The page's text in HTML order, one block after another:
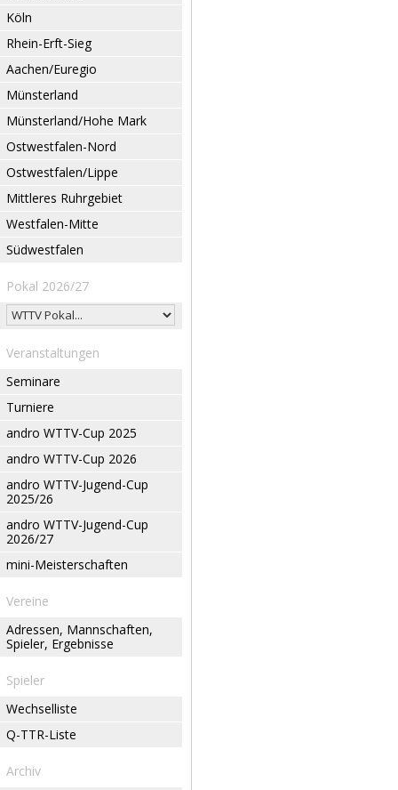
Köln
Rhein-Erft-Sieg
Aachen/Euregio
Münsterland
Münsterland/Hohe Mark
Ostwestfalen-Nord
Ostwestfalen/Lippe
Mittleres Ruhrgebiet
Westfalen-Mitte
Südwestfalen
Pokal 2026/27
Veranstaltungen
Seminare
Turniere
andro WTTV-Cup 2025
andro WTTV-Cup 2026
andro WTTV-Jugend-Cup
2025/26
andro WTTV-Jugend-Cup
2026/27
mini-Meisterschaften
Vereine
Adressen, Mannschaften,
Spieler, Ergebnisse
Spieler
Wechselliste
Q-TTR-Liste
Archiv